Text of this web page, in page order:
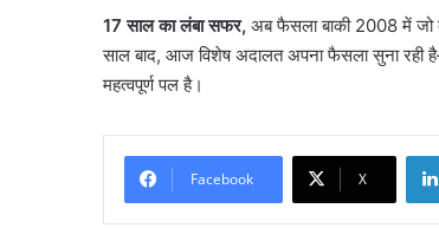
17 साल का लंबा सफर, अब फैसला बाकी 2008 में
साल बाद, आज विशेष अदालत अपना फैसला सुना रही
महत्वपूर्ण पल है।
Facebook X